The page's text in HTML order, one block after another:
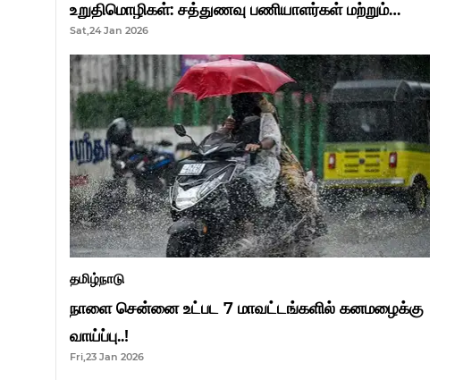
உறுதிமொழிகள்: சத்துணவு பணியாளர்கள் மற்றும்
ஆசிரியர்களுக்கு ஜாக்பாட்!
Sat,24 Jan 2026
தமிழ்நாடு
நாளை சென்னை உட்பட 7 மாவட்டங்களில் கனமழைக்கு
வாய்ப்பு..!
Fri,23 Jan 2026